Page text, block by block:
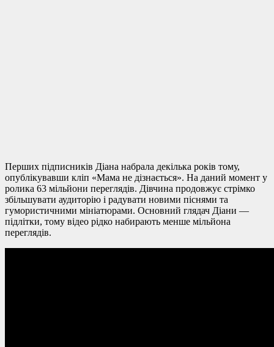
Перших підписників Діана набрала декілька років тому,
опублікувавши кліп «Мама не дізнається». На даний момент у
ролика 63 мільйони переглядів. Дівчина продовжує стрімко
збільшувати аудиторію і радувати новими піснями та
гумористичними мініатюрами. Основний глядач Діани —
підлітки, тому відео рідко набирають менше мільйона
переглядів.